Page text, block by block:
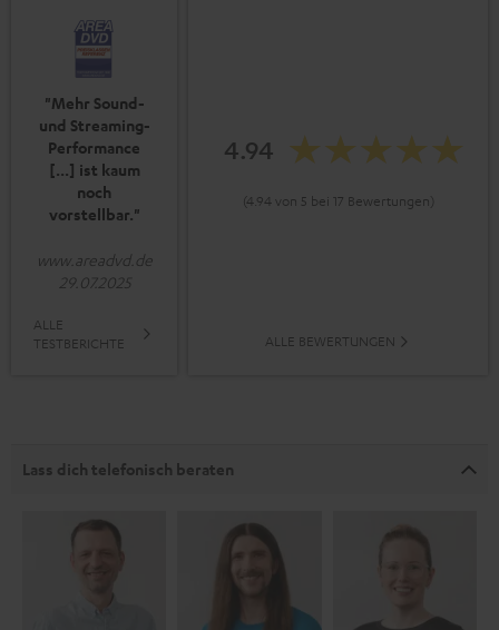
"Mehr Sound-
und Streaming-
Performance
[...] ist kaum
noch
vorstellbar."
www.areadvd.de
29.07.2025
ALLE
TESTBERICHTE
4.94
(4.94 von 5 bei 17 Bewertungen)
ALLE BEWERTUNGEN
Lass dich telefonisch beraten